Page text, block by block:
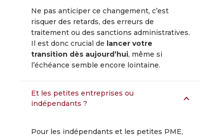
Ne pas anticiper ce changement, c’est
risquer des retards, des erreurs de
traitement ou des sanctions administratives.
Il est donc crucial de lancer votre
transition dès aujourd’hui, même si
l’échéance semble encore lointaine.
Et les petites entreprises ou
indépendants ?
Pour les indépendants et les petites PME,